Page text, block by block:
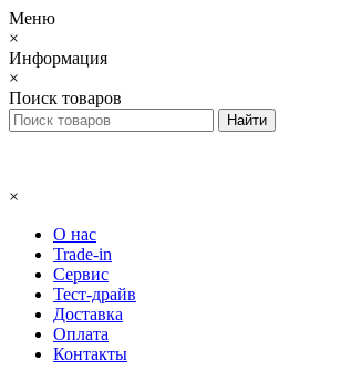
Меню
×
Информация
×
Поиск товаров
×
О нас
Trade-in
Сервис
Тест-драйв
Доставка
Оплата
Контакты